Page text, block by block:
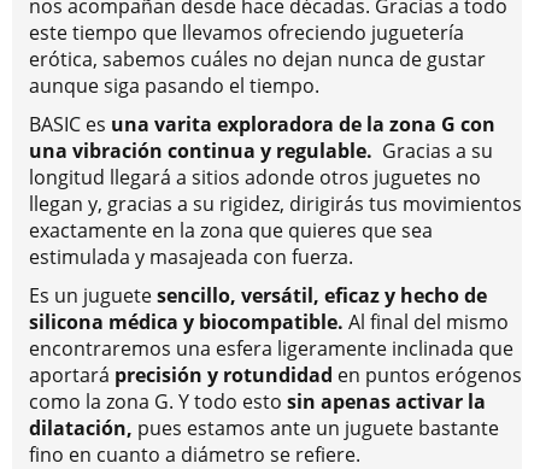
nos acompañan desde hace décadas. Gracias a todo
este tiempo que llevamos ofreciendo juguetería
erótica, sabemos cuáles no dejan nunca de gustar
aunque siga pasando el tiempo.
BASIC es una varita exploradora de la zona G con
una vibración continua y regulable. Gracias a su
longitud llegará a sitios adonde otros juguetes no
llegan y, gracias a su rigidez, dirigirás tus movimientos
exactamente en la zona que quieres que sea
estimulada y masajeada con fuerza.
Es un juguetesencillo, versátil, eficaz y hecho de
silicona médica y biocompatible. Al final del mismo
encontraremos una esfera ligeramente inclinada que
aportará precisión y rotundidad en puntos erógenos
como la zona G. Y todo esto sin apenas activar la
dilatación, pues estamos ante un juguete bastante
fino en cuanto a diámetro se refiere.